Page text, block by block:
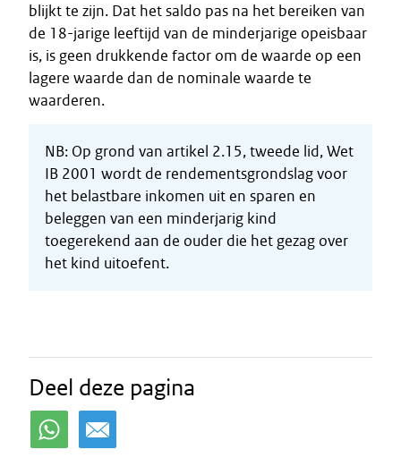
blijkt te zijn. Dat het saldo pas na het bereiken van
de 18-jarige leeftijd van de minderjarige opeisbaar
is, is geen drukkende factor om de waarde op een
lagere waarde dan de nominale waarde te
waarderen.
NB: Op grond van artikel 2.15, tweede lid, Wet
IB 2001 wordt de rendementsgrondslag voor
het belastbare inkomen uit en sparen en
beleggen van een minderjarig kind
toegerekend aan de ouder die het gezag over
het kind uitoefent.
Deel deze pagina